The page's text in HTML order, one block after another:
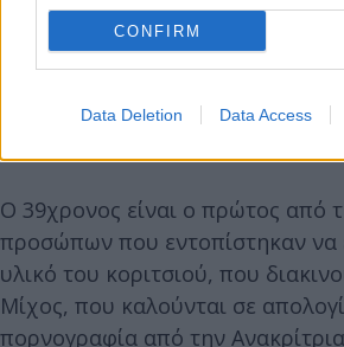
CONFIRM
Data Deletion Data Access
Ο 39χρονος είναι ο πρώτος από
προσώπων που εντοπίστηκαν να
υλικό του κοριτσιού, που
Μίχος, που καλούνται σε
πορνογραφία από την